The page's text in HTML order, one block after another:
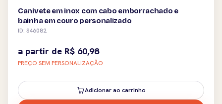
Canivete em inox com cabo emborrachado e
bainha em couro personalizado
ID: S46082
a partir de R$ 60,98
PREÇO SEM PERSONALIZAÇÃO
Adicionar ao carrinho